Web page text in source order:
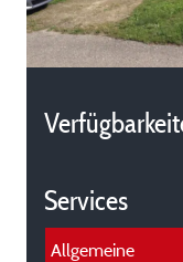
Services
Allgemeine